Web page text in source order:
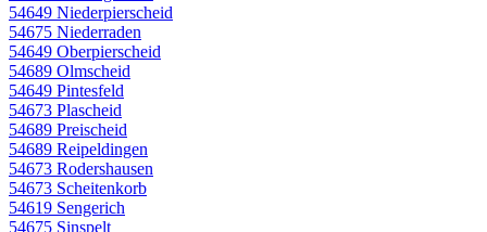
54649 Niederpierscheid
54675 Niederraden
54649 Oberpierscheid
54689 Olmscheid
54649 Pintesfeld
54673 Plascheid
54689 Preischeid
54689 Reipeldingen
54673 Rodershausen
54673 Scheitenkorb
54619 Sengerich
54675 Sinspelt